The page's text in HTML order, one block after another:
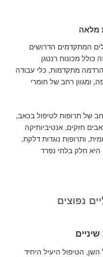
מלאה
המתקדמים הדרושים
כולל מכונות רנטגן
הרדמה מתקדמות, כלי עבודה
ומגוון רחב של חומרי
של תרופות לטיפול בכאב,
חזקים, אנטיביותיקה
ותרופות נוגדות דלקת.
היא חלק בלתי נפרד
נפוצים
הטיפול היעיל היחיד